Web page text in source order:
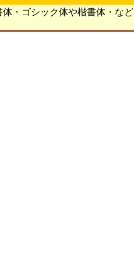
・ゴシック体や楷書体・など